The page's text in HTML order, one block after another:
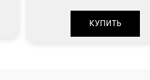
КУПИТЬ